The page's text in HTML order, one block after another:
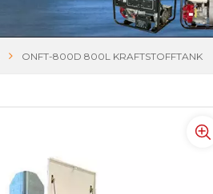
ONFT-800D 800L KRAFTSTOFFTANK